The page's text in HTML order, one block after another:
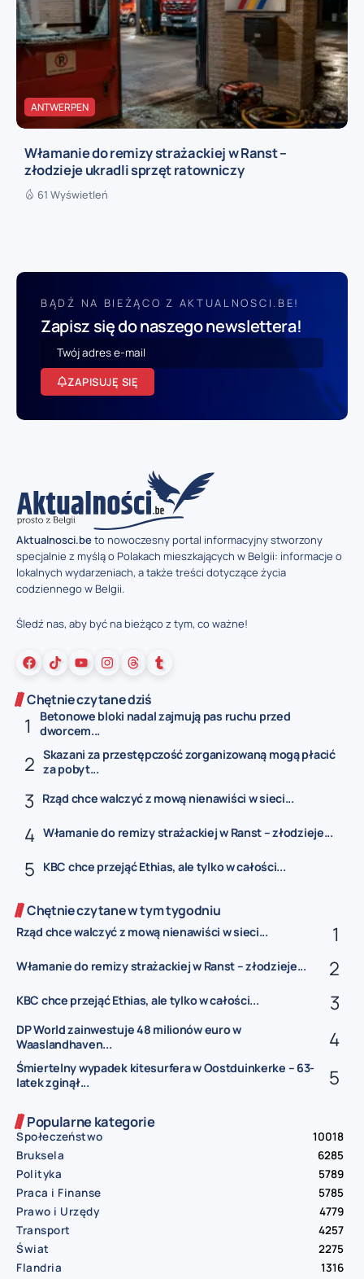
ANTWERPEN
Włamanie do remizy strażackiej w Ranst –
złodzieje ukradli sprzęt ratowniczy
61 Wyświetleń
BĄDŹ NA BIEŻĄCO Z AKTUALNOSCI.BE!
Zapisz się do naszego newslettera!
ZAPISUJĘ SIĘ
Aktualnosci.beto nowoczesny portal informacyjny stworzony
specjalnie z myślą o Polakach mieszkających w Belgii: informacje o
lokalnych wydarzeniach, a także treści dotyczące życia
codziennego w Belgii.
Śledź nas, aby być na bieżąco z tym, co ważne!
Chętnie czytane dziś
Betonowe bloki nadal zajmują pas ruchu przed
dworcem...
Skazani za przestępczość zorganizowaną mogą płacić
za pobyt...
Rząd chce walczyć z mową nienawiści w sieci...
Włamanie do remizy strażackiej w Ranst – złodzieje...
KBC chce przejąć Ethias, ale tylko w całości...
Chętnie czytane w tym tygodniu
Rząd chce walczyć z mową nienawiści w sieci...
Włamanie do remizy strażackiej w Ranst – złodzieje...
KBC chce przejąć Ethias, ale tylko w całości...
DP World zainwestuje 48 milionów euro w
Waaslandhaven...
Śmiertelny wypadek kitesurfera w Oostduinkerke – 63-
latek zginął...
Popularne kategorie
Społeczeństwo
10018
Bruksela
6285
Polityka
5789
Praca i Finanse
5785
Prawo i Urzędy
4779
Transport
4257
Świat
2275
Flandria
1316